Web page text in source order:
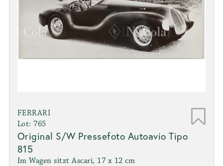
FERRARI
Lot: 765
Original S/W Pressefoto Autoavio Tipo
815
Im Wagen sitzt Ascari, 17 x 12 cm